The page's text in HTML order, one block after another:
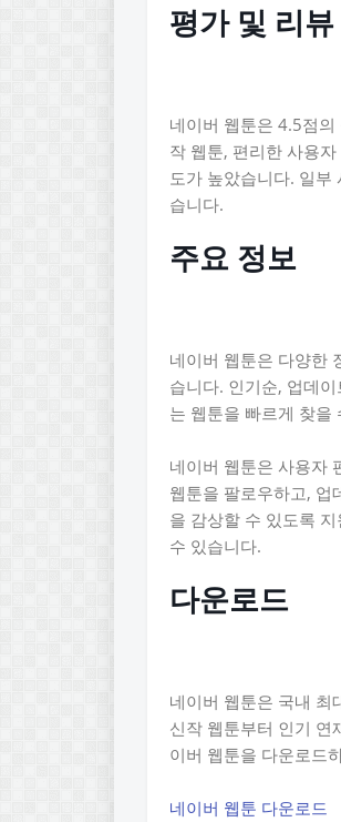
평가 및 리뷰
네이버 웹툰은 4.5점
작 웹툰, 편리한 사용
도가 높았습니다. 일부
습니다.
주요 정보
네이버 웹툰은 다양한
습니다. 인기순, 업데
는 웹툰을 빠르게 찾을
네이버 웹툰은 사용자
웹툰을 팔로우하고, 업
을 감상할 수 있도록
수 있습니다.
다운로드
네이버 웹툰은 국내 최
신작 웹툰부터 인기 연
이버 웹툰을 다운로드
네이버 웹툰 다운로드